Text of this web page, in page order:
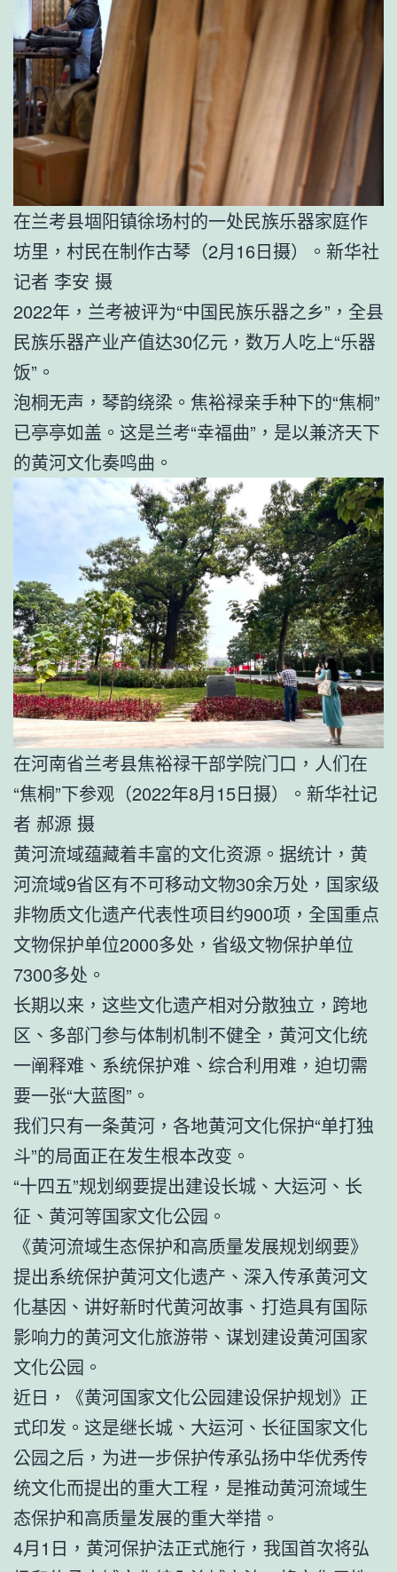
在兰考县堌阳镇徐场村的一处民族乐器家庭作
坊里，村民在制作古琴（2月16日摄）。新华社
记者 李安 摄
2022年，兰考被评为“中国民族乐器之乡”，全县
民族乐器产业产值达30亿元，数万人吃上“乐器
饭”。
泡桐无声，琴韵绕梁。焦裕禄亲手种下的“焦桐”
已亭亭如盖。这是兰考“幸福曲”，是以兼济天下
的黄河文化奏鸣曲。
在河南省兰考县焦裕禄干部学院门口，人们在
“焦桐”下参观（2022年8月15日摄）。新华社记
者 郝源 摄
黄河流域蕴藏着丰富的文化资源。据统计，黄
河流域9省区有不可移动文物30余万处，国家级
非物质文化遗产代表性项目约900项，全国重点
文物保护单位2000多处，省级文物保护单位
7300多处。
长期以来，这些文化遗产相对分散独立，跨地
区、多部门参与体制机制不健全，黄河文化统
一阐释难、系统保护难、综合利用难，迫切需
要一张“大蓝图”。
我们只有一条黄河，各地黄河文化保护“单打独
斗”的局面正在发生根本改变。
“十四五”规划纲要提出建设长城、大运河、长
征、黄河等国家文化公园。
《黄河流域生态保护和高质量发展规划纲要》
提出系统保护黄河文化遗产、深入传承黄河文
化基因、讲好新时代黄河故事、打造具有国际
影响力的黄河文化旅游带、谋划建设黄河国家
文化公园。
近日，《黄河国家文化公园建设保护规划》正
式印发。这是继长城、大运河、长征国家文化
公园之后，为进一步保护传承弘扬中华优秀传
统文化而提出的重大工程，是推动黄河流域生
态保护和高质量发展的重大举措。
4月1日，黄河保护法正式施行，我国首次将弘